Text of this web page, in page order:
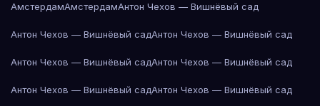
АмстердамАмстердамАнтон Чехов — Вишнёвый сад
Антон Чехов — Вишнёвый садАнтон Чехов — Вишнёвый сад
Антон Чехов — Вишнёвый садАнтон Чехов — Вишнёвый сад
Антон Чехов — Вишнёвый садАнтон Чехов — Вишнёвый сад